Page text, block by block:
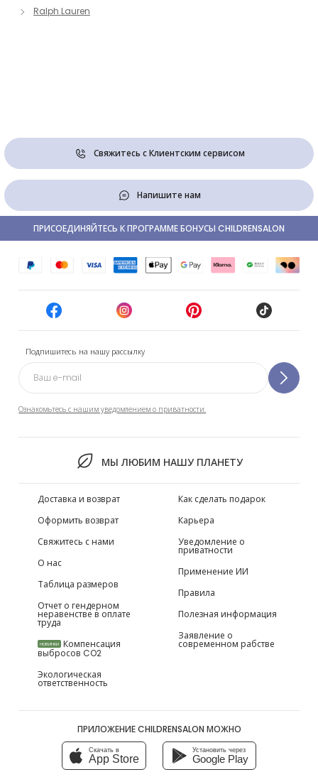
Ralph Lauren
Свяжитесь с Клиентским сервисом
Напишите нам
Подпишитесь на нашу рассылку
Ознакомьтесь с нашим уведомлением о приватности.
МЫ ЛЮБИМ НАШУ ПЛАНЕТУ
ПРИСОЕДИНЯЙТЕСЬ К ПРОГРАММЕ БОНУСЫ CHILDRENSALON
Доставка и возврат
Оформить возврат
Свяжитесь с нами
О нас
Таблица размеров
Отчет о гендерном
неравенстве в оплате
труда
НОВИНКИ Компенсация
выбросов CO2
Экологическая
ответственность
Как сделать подарок
Карьера
Уведомление о
приватности
Применение ИИ
Правила
Полезная информация
Заявление о
современном рабстве
ПРИЛОЖЕНИЕ CHILDRENSALON МОЖНО
Скачать в
App Store
Установить через
Google Play